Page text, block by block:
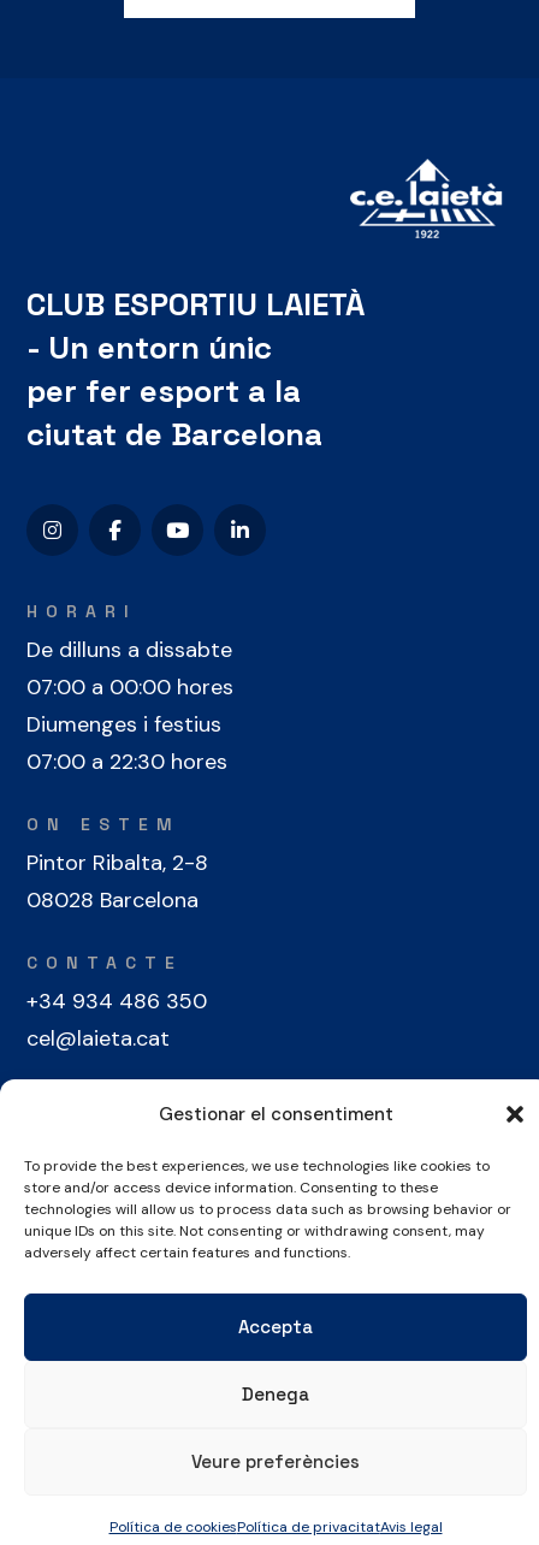
Gestionar el consentiment
To provide the best experiences, we use technologies like cookies to
store and/or access device information. Consenting to these
technologies will allow us to process data such as browsing behavior or
unique IDs on this site. Not consenting or withdrawing consent, may
adversely affect certain features and functions.
Accepta
Denega
Veure preferències
Política de cookiesPolítica de privacitatAvis legal
CLUB ESPORTIU LAIETÀ
- Un entorn únic
per fer esport a la
ciutat de Barcelona
HORARI
De dilluns a dissabte
07:00 a 00:00 hores
Diumenges i festius
07:00 a 22:30 hores
ON ESTEM
Pintor Ribalta, 2-8
08028 Barcelona
CONTACTE
+34 934 486 350
cel@laieta.cat
Avís legal Política de cookies Política de privacitat